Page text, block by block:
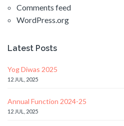
Comments feed
WordPress.org
Latest Posts
Yog Diwas 2025
12 JUL, 2025
Annual Function 2024-25
12 JUL, 2025